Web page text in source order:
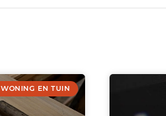
WONING EN TUIN